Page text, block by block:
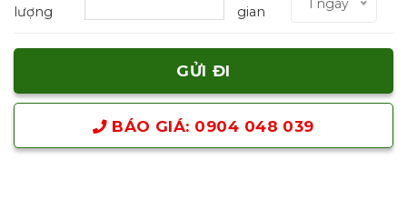
lượng
gian
1 ngày
BÁO GIÁ: 0904 048 039